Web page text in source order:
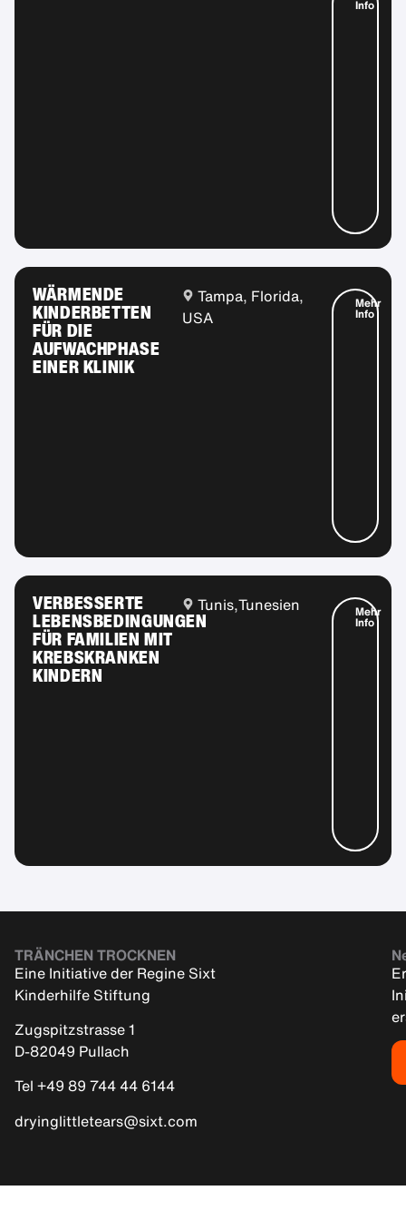
Info
WÄRMENDE
KINDERBETTEN
FÜR DIE
AUFWACHPHASE
EINER KLINIK
Tampa, Florida,
USA
Mehr
Info
VERBESSERTE
LEBENSBEDINGUNGEN
FÜR FAMILIEN MIT
KREBSKRANKEN
KINDERN
Tunis,Tunesien Mehr
Info
TRÄNCHEN TROCKNEN
Eine Initiative der Regine Sixt
Kinderhilfe Stiftung
Zugspitzstrasse 1
D-82049 Pullach
Tel +49 89 744 44 6144
dryinglittletears@sixt.com